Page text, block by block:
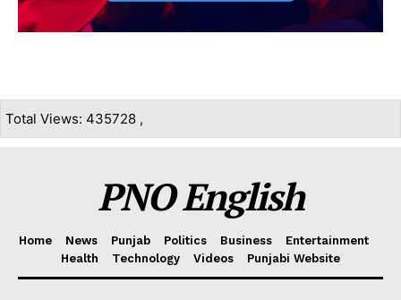
Total Views: 435728 ,
PNO English
Home News Punjab Politics Business
Entertainment
Health
Technology Videos Punjabi Website